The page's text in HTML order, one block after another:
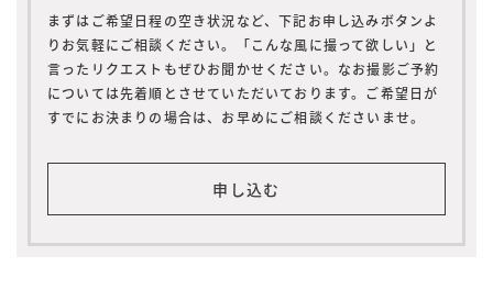
まずはご希望日程の空き状況など、下記お申し込みボタンよ
りお気軽にご相談ください。「こんな風に撮って欲しい」と
言ったリクエストもぜひお聞かせください。なお撮影ご予約
については先着順とさせていただいております。ご希望日が
すでにお決まりの場合は、お早めにご相談くださいませ。
申し込む